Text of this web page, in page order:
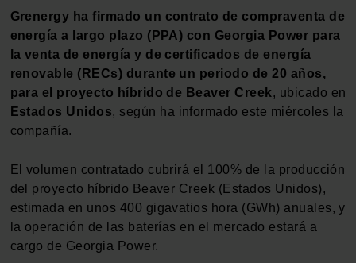
Grenergy ha firmado un contrato de compraventa de
energía a largo plazo (PPA) con Georgia Power para
la venta de energía y de certificados de energía
renovable (RECs) durante un periodo de 20 años,
para el proyecto híbrido de Beaver Creek, ubicado en
Estados Unidos, según ha informado este miércoles la
compañía.
El volumen contratado cubrirá el 100% de la producción
del proyecto híbrido Beaver Creek (Estados Unidos),
estimada en unos 400 gigavatios hora (GWh) anuales, y
la operación de las baterías en el mercado estará a
cargo de Georgia Power.